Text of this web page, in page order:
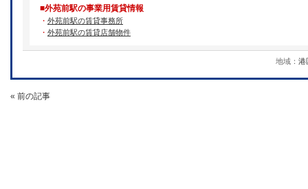
■外苑前駅の事業用賃貸情報
・ 外苑前駅の賃貸事務所
・ 外苑前駅の賃貸店舗物件
地域： 港
« 前の記事